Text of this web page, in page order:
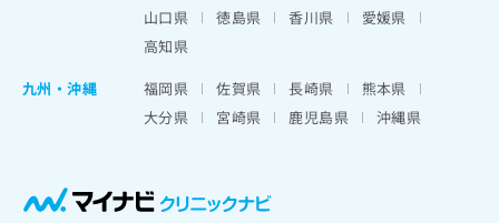
山口県
徳島県 香川県
愛媛県
高知県
九州・沖縄
福岡県 佐賀県 長崎県
熊本県
大分県
宮崎県 鹿児島県 沖縄県